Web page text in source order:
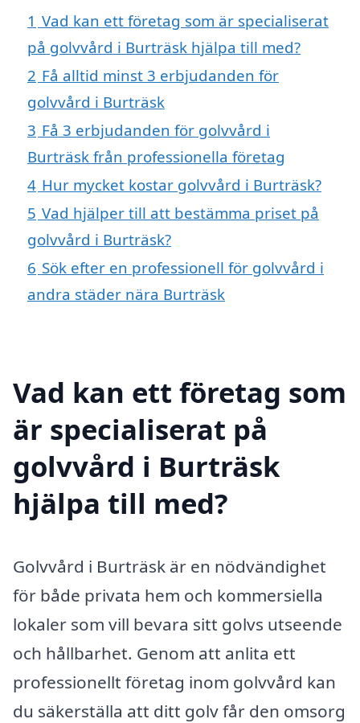
1 Vad kan ett företag som är specialiserat
på golvvård i Burträsk hjälpa till med?
2 Få alltid minst 3 erbjudanden för
golvvård i Burträsk
3 Få 3 erbjudanden för golvvård i
Burträsk från professionella företag
4 Hur mycket kostar golvvård i Burträsk?
5 Vad hjälper till att bestämma priset på
golvvård i Burträsk?
6 Sök efter en professionell för golvvård i
andra städer nära Burträsk
Vad kan ett företag som
är specialiserat på
golvvård i Burträsk
hjälpa till med?
Golvvård i Burträsk är en nödvändighet
för både privata hem och kommersiella
lokaler som vill bevara sitt golvs utseende
och hållbarhet. Genom att anlita ett
professionellt företag inom golvvård kan
du säkerställa att ditt golv får den omsorg